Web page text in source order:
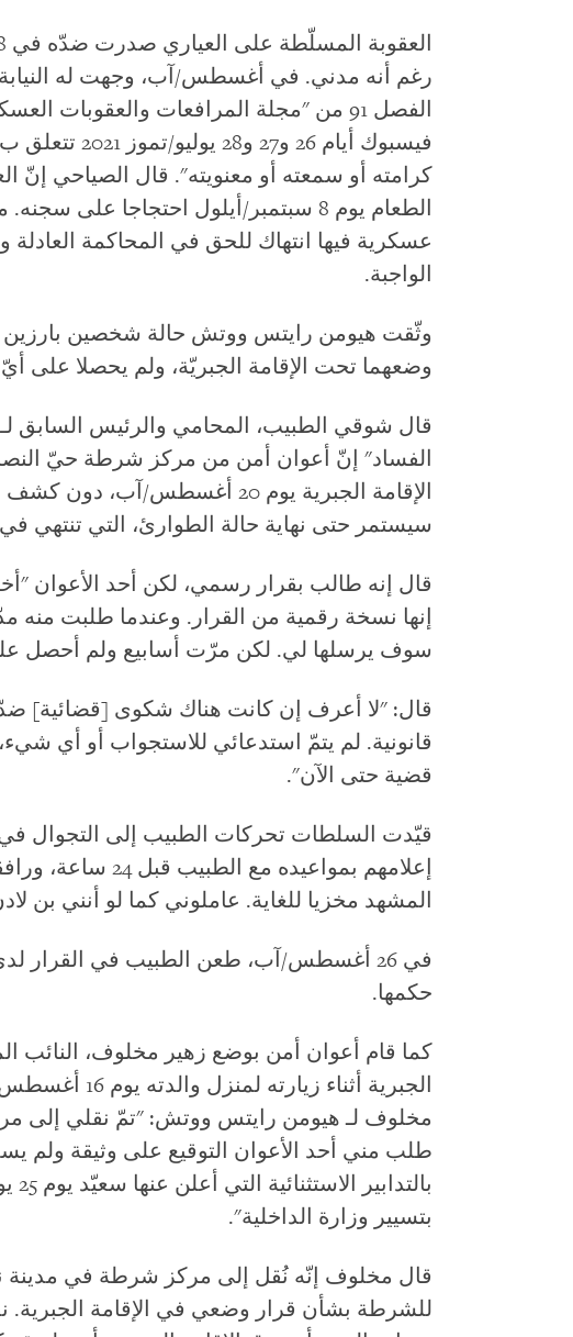
رغم أنه مدني. في أغسطس/آب، وجهت له
الفصل 91 من "مجلة المرافعات
فيسبوك أيام 26
كرامته أو سمعته أو معنويته". قال الصياحي
الطعام يوم 8 سبتمبر/أيلول احتجاجا
عسكرية فيها انتهاك للحق في المحاكمة العادلة
الواجبة.
وثّقت هيومن رايتس ووتش حالة شخصين بارزين
وضعهما تحت الإقامة الجبريّة، ولم يحصلا على
قال شوقي الطبيب، المحامي والرئيس السابق لـ
الفساد" إنّ أعوان أمن من مركز شرطة حيّ
الإقامة الجبرية يوم 20 أغسطس/
سيستمر حتى نهاية حالة الطوارئ، التي تنتهي في 19 يناير/كانون الثاني 2022.
قال إنه طالب بقرار رسمي، لكن أحد الأعوان
إنها نسخة رقمية من القرار. وعندما طلبت منه
سوف يرسلها لي. لكن مرّت أسابيع ولم أحصل
قال: "لا أعرف إن كانت هناك شكوى [قضائية]
قانونية. لم يتمّ استدعائي للاستجواب أو أي
قضية حتى الآن".
قيّدت السلطات تحركات الطبيب إلى التجوال في
إعلامهم بمواعيده مع
المشهد مخزيا للغاية. عاملوني كما لو أنني بن
في 26 أغسطس/آب، طعن الطبيب في القرار
حكمها.
كما قام أعوان أمن بوضع زهير مخلوف، النائب
الجبرية أثناء
مخلوف لـ هيومن رايتس ووتش: "تمّ نقلي إلى
طلب مني أحد الأعوان التوقيع على وثيقة ولم
بتسيير وزارة الداخلية".
قال مخلوف إنّه نُقل إلى مركز شرطة في مدينة
للشرطة بشأن قرار وضعي في الإقامة الجبرية.